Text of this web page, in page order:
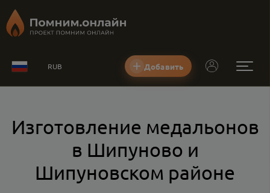
RUB Добавить
Изготовление медальонов
в Шипуново и
Шипуновском районе